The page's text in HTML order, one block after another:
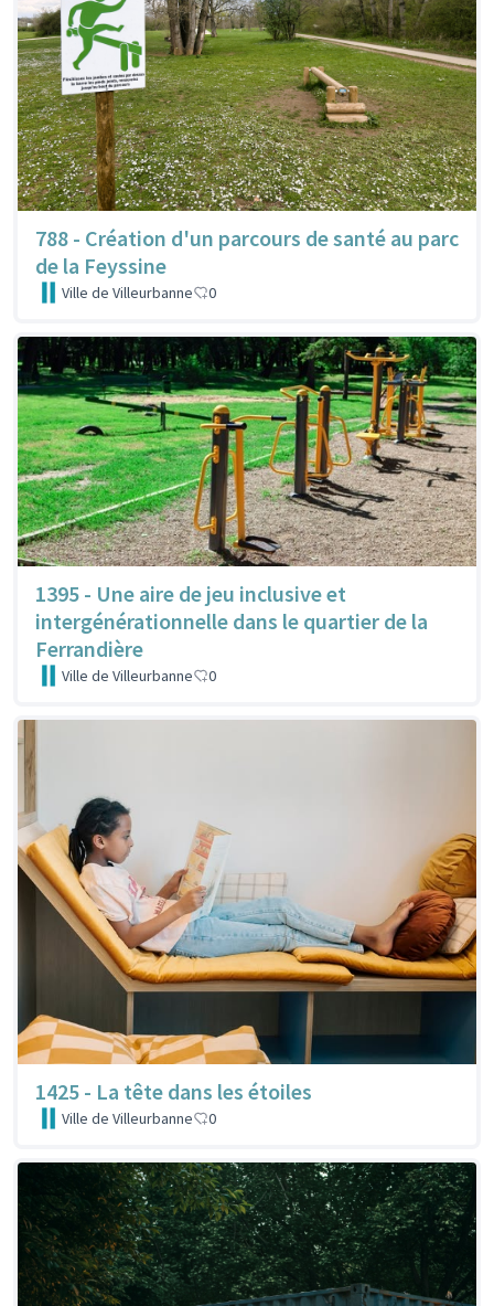
788 - Création d'un parcours de santé au parc
de la Feyssine
Ville de Villeurbanne 0
1395 - Une aire de jeu inclusive et
intergénérationnelle dans le quartier de la
Ferrandière
Ville de Villeurbanne 0
1425 - La tête dans les étoiles
Ville de Villeurbanne 0